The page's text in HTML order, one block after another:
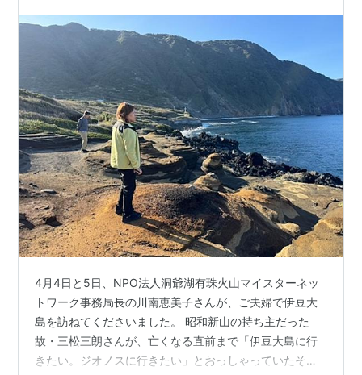
4月4日と5日、NPO法人洞爺湖有珠火山マイスターネッ
トワーク事務局長の川南恵美子さんが、ご夫婦で伊豆大
島を訪ねてくださいました。 昭和新山の持ち主だった
故・三松三朗さんが、亡くなる直前まで「伊豆大島に行
きたい。ジオノスに行きたい」とおっしゃっていたそう